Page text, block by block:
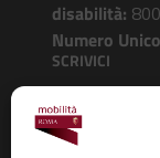
disabilità:
Numero
SCRIVICI
Roma Mobilità